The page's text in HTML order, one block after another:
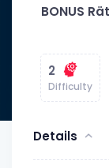
BONUS
2
Difficulty
Details